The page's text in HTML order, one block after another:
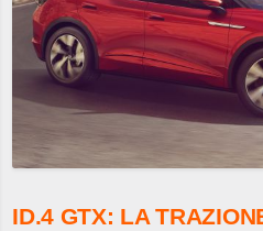
ID.4 GTX: LA